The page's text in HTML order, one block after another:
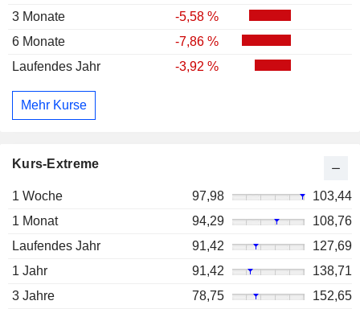
3 Monate
-5,58 %
6 Monate
-7,86 %
Laufendes Jahr
-3,92 %
Mehr Kurse
Kurs-Extreme
1 Woche 97,98
103,44
1 Monat
94,29
108,76
Laufendes Jahr
91,42
127,69
1 Jahr
91,42
138,71
3 Jahre
78,75 152,65